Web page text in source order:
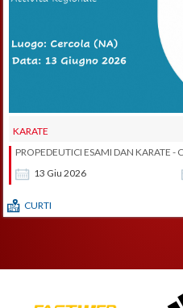
KARATE
13 Giu 2026
PROPEDEUTICI ESAMI DAN KARATE -
CURTI